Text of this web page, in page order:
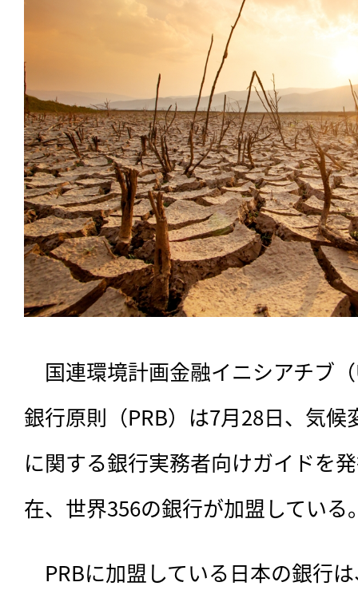
国連環境計画金融イニシアチブ
銀行原則（PRB）は7月28日、気
に関する銀行実務者向けガイドを
在、世界356の銀行が加盟している
PRBに加盟している日本の銀行